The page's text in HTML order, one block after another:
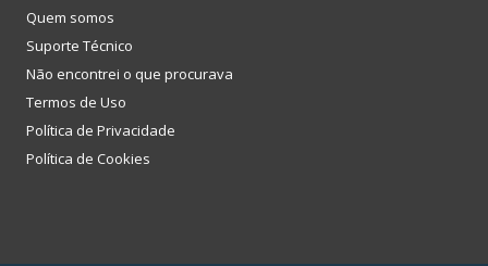
Quem somos
Suporte Técnico
Não encontrei o que procurava
Termos de Uso
Política de Privacidade
Política de Cookies